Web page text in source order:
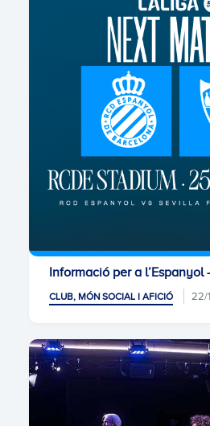
Informació per a l’Espanyol
CLUB, MÓN SOCIAL I AFICIÓ 22/